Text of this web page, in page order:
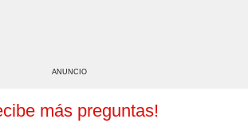
ANUNCIO
más preguntas!